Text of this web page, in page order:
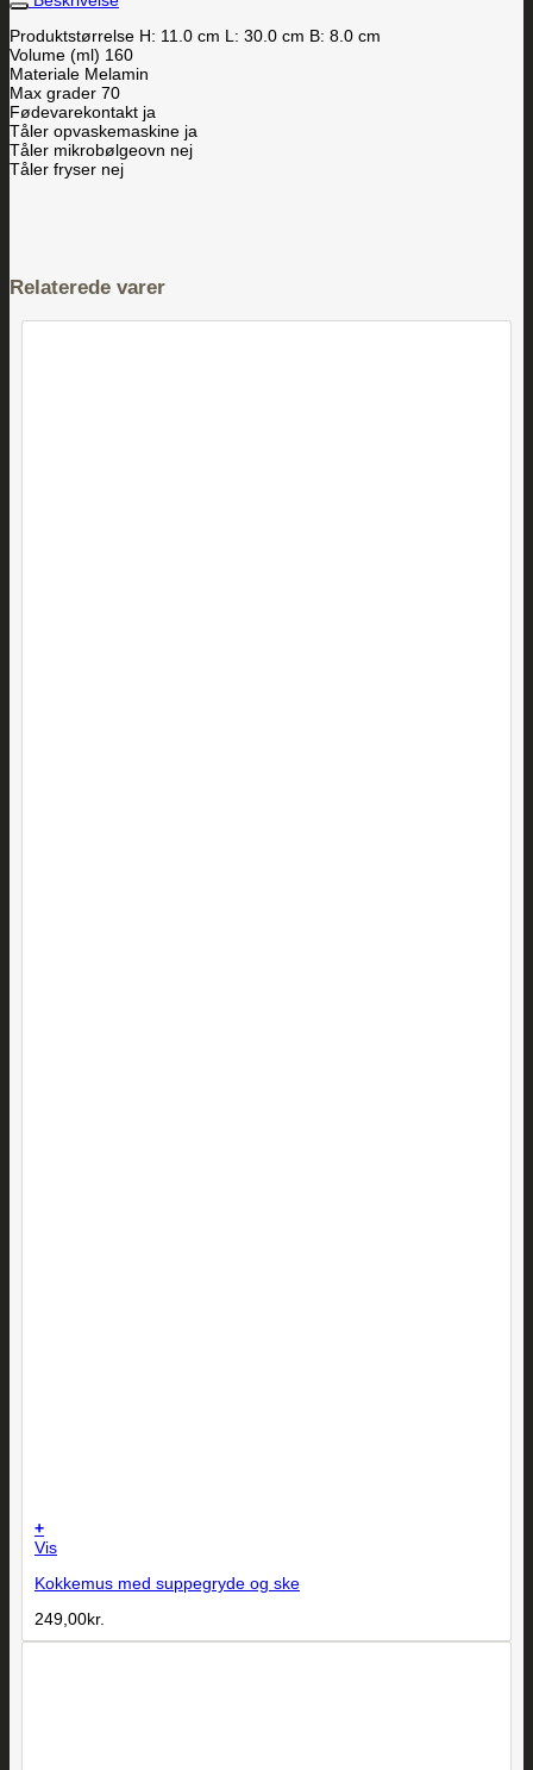
Produktstørrelse H: 11.0 cm L: 30.0 cm B: 8.0 cm
Volume (ml) 160
Materiale Melamin
Max grader 70
Fødevarekontakt ja
Tåler opvaskemaskine ja
Tåler mikrobølgeovn nej
Tåler fryser nej
Relaterede varer
+
Vis
Kokkemus med suppegryde og ske
249,00kr.